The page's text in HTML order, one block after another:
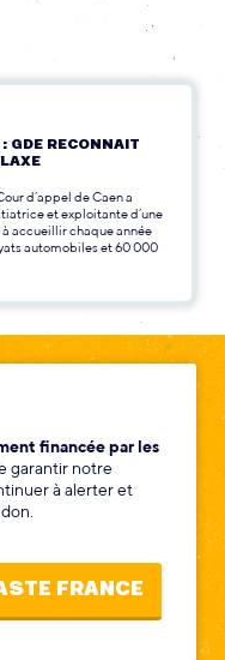
GDE RECONNAIT
d’appel de Caen a
et exploitante d’une
accueillir chaque année
automobiles et 60 000
financée par les
garantir notre
à alerter et
FRANCE